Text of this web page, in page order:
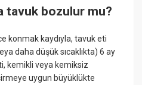
tavuk bozulur mu?
konmak kaydıyla, tavuk eti
daha düşük sıcaklıkta) 6 ay
kemikli veya kemiksiz
uygun büyüklükte